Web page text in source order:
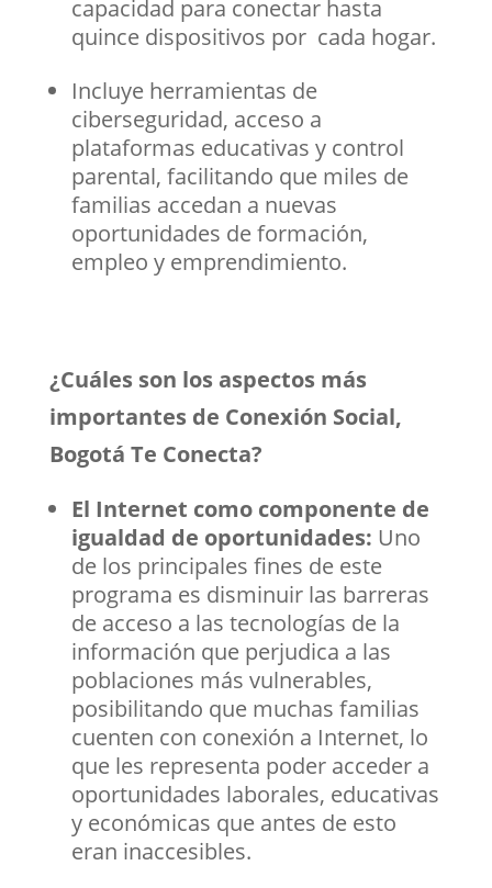
capacidad para conectar hasta
quince dispositivos por cada hogar.
Incluye herramientas de
ciberseguridad, acceso a
plataformas educativas y control
parental, facilitando que miles de
familias accedan a nuevas
oportunidades de formación,
empleo y emprendimiento.
¿Cuáles son los aspectos más
importantes de Conexión Social,
Bogotá Te Conecta?
El Internet como componente de
igualdad de oportunidades: Uno
de los principales fines de este
programa es disminuir las barreras
de acceso a las tecnologías de la
información que perjudica a las
poblaciones más vulnerables,
posibilitando que muchas familias
cuenten con conexión a Internet, lo
que les representa poder acceder a
oportunidades laborales, educativas
y económicas que antes de esto
eran inaccesibles.